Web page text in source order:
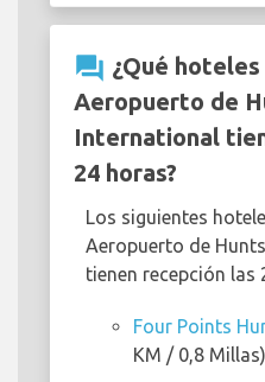
question_answer ¿Qué
Aeropuerto de
International
24 horas?
Los siguientes
Aeropuerto de
tienen recepción las
Four Points
KM / 0,8 Millas)